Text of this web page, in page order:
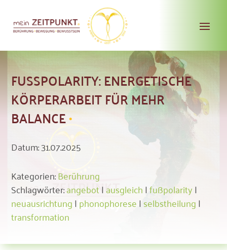
FUSSPOLARITY: ENERGETISCHE K
ÖRPERARBEIT FÜR MEHR B
ALANCE
Datum: 31.07.2025
Kategorien:Berührung
Schlagwörter:angebot|ausgleich|fußpolarity|
neuausrichtung|phonophorese|selbstheilung|
transformation